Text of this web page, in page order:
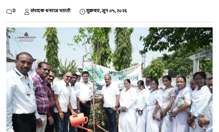
0 संपादक धनराज भारती शुक्रवार, जून ०५, २०२६